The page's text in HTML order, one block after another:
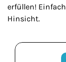
erfüllen!
Hinsicht.